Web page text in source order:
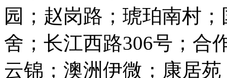
园；赵岗路；琥珀南村
舍；长江西路306号；合
云锦；澳洲伊微；康居